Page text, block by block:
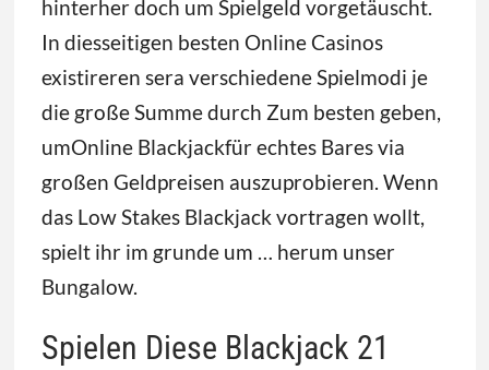
hinterher doch um Spielgeld vorgetäuscht.
In diesseitigen besten Online Casinos
existireren sera verschiedene Spielmodi je
die große Summe durch Zum besten geben,
umOnline Blackjackfür echtes Bares via
großen Geldpreisen auszuprobieren. Wenn
das Low Stakes Blackjack vortragen wollt,
spielt ihr im grunde um … herum unser
Bungalow.
Spielen Diese Blackjack 21